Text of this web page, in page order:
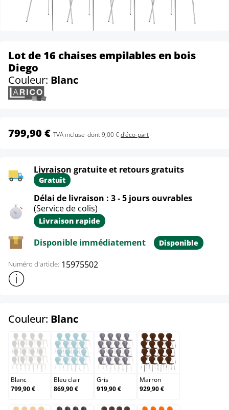
Lot de 16 chaises empilables en bois
Diego
Couleur: Blanc
799,90 € TVA incluse dont 9,00 €d'éco-part
Livraison gratuite et retours gratuits
Gratuit
Délai de livraison : 3 - 5 jours ouvrables
(Service de colis)
Livraison rapide
Disponible immédiatement Disponible
Numéro d'article: 15975502
Afficher plus d'informations sur le produit
Couleur: Blancselect
Blanc
Blanc
799,90 €
Bleu clair
Bleu clair
869,90 €
Gris
Gris
919,90 €
Marron
Marron
929,90 €